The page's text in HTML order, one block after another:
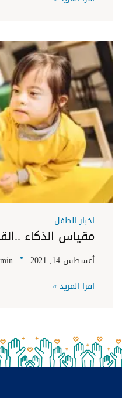
اخبار الطفل
مقياس الذكاء
أغسطس 14, 2021
اقرا المزيد »